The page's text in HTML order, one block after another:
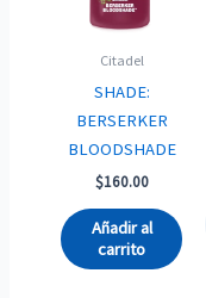
Citadel
SHADE:
BERSERKER
BLOODSHADE
$160.00
Añadir al
carrito